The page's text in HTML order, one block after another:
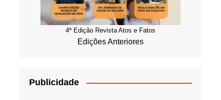
4ª Edição Revista Atos e Fatos
Edições Anteriores
Publicidade